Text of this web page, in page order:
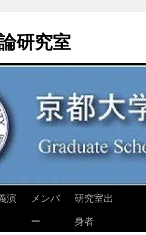
研究室
演
メンバ
ー
研究室出
身者